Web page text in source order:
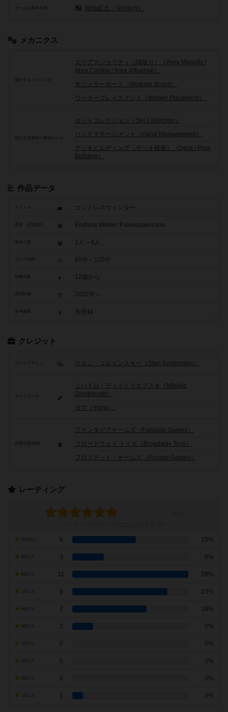
ゲームの基本目的 領地拡大（Territory）
メカニクス
頻出するメカニクス
エリアマジョリティ（陣取り）（Area Majority /
Area Control / Area influence）
モジュラーボード（Modular Board）
ワーカープレイスメント（Worker Placement）
セットコレクション（Set Collection）
ハンドマネージメント（Hand Management）
デッキビルディング（デッキ構築）（Deck / Pool
Building）
作品データ
タイトル エンドレスウィンター
Endless Winter: Paleoamericans
参加人数 1人～4人
60分～120分
12歳から
2022年～
参考価格 未登録
クレジット
ゲームデザイン スタン・コルドンスキー（Stan Kordonskiy）
アートワーク
ミハイロ・ディミトリエフスキ（Mihajlo
Dimitrievski）
ヨマ（Yoma）
ファンタジアゲームズ（Fantasia Games）
ブロードウェイ トイズ（Broadway Toys）
フロステッド・ゲームズ（Frosted Games）
レーティング
6 15%
3 8%
11 28%
7点の人 9 23%
7 18%
2 5%
0 0%
0 0%
0 0%
1 3%